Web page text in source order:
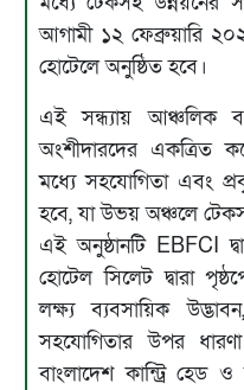
আগামী ১২ ফেব্রুয়ারি
হোটেলে অনুষ্ঠিত হবে।
এই সন্ধ্যায় আঞ্চলিক
অংশীদারদের একত্রিত
মধ্যে সহযোগিতা এবং
হবে, যা উভয় অঞ্চলে
এই অনুষ্ঠানটি EBFCI
হোটেল সিলেট দ্বারা
লক্ষ্য ব্যবসায়িক
সহযোগিতার উপর
বাংলাদেশ কান্ট্রি হেড